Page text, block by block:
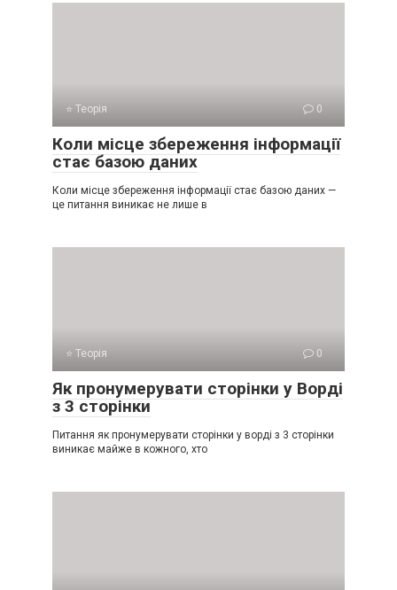
⭐ Теорія 0
Коли місце збереження інформації
стає базою даних
Коли місце збереження інформації стає базою даних —
це питання виникає не лише в
⭐ Теорія 0
Як пронумерувати сторінки у Ворді
з 3 сторінки
Питання як пронумерувати сторінки у ворді з 3 сторінки
виникає майже в кожного, хто